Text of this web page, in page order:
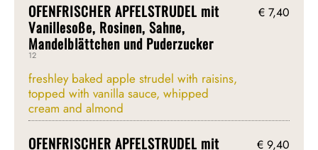
OFENFRISCHER APFELSTRUDEL mit
Vanillesoße, Rosinen, Sahne,
Mandelblättchen und Puderzucker
12
freshley baked apple strudel with raisins,
topped with vanilla sauce, whipped
cream and almond
€ 7,40
OFENFRISCHER APFELSTRUDEL mit
€ 9,40